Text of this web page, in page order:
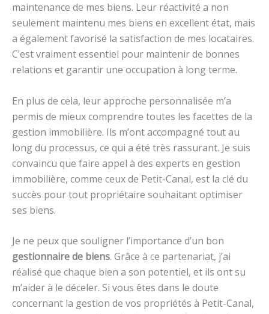
maintenance de mes biens. Leur réactivité a non
seulement maintenu mes biens en excellent état, mais
a également favorisé la satisfaction de mes locataires.
C’est vraiment essentiel pour maintenir de bonnes
relations et garantir une occupation à long terme.
En plus de cela, leur approche personnalisée m’a
permis de mieux comprendre toutes les facettes de la
gestion immobilière. Ils m’ont accompagné tout au
long du processus, ce qui a été très rassurant. Je suis
convaincu que faire appel à des experts en gestion
immobilière, comme ceux de Petit-Canal, est la clé du
succès pour tout propriétaire souhaitant optimiser
ses biens.
Je ne peux que souligner l’importance d’un bon
gestionnaire de biens. Grâce à ce partenariat, j’ai
réalisé que chaque bien a son potentiel, et ils ont su
m’aider à le déceler. Si vous êtes dans le doute
concernant la gestion de vos propriétés à Petit-Canal,